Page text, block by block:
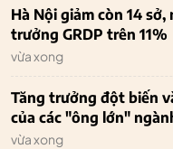
Hà Nội giảm còn 14
trưởng GRDP trên 11%
vừa xong
Tăng trưởng đột biến
của các "ông lớn"
vừa xong